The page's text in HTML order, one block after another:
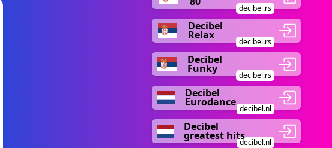
decibel.rs
Decibel
Relax
decibel.rs
Decibel
Funky
decibel.rs
Decibel
Eurodance
decibel.nl
Decibel
greatest hits
decibel.nl